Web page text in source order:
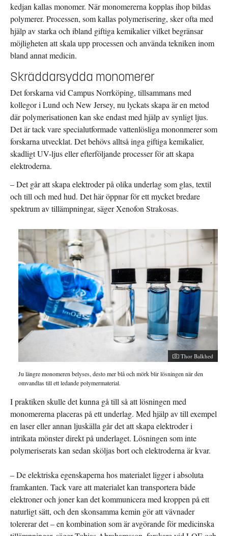
kedjan kallas monomer. När monomererna kopplas ihop bildas
polymerer. Processen, som kallas polymerisering, sker ofta med
hjälp av starka och ibland giftiga kemikalier vilket begränsar
möjligheten att skala upp processen och använda tekniken inom
bland annat medicin.
Skräddarsydda monomerer
Det forskarna vid Campus Norrköping, tillsammans med
kollegor i Lund och New Jersey, nu lyckats skapa är en metod
där polymerisationen kan ske endast med hjälp av synligt ljus.
Det är tack vare specialutformade vattenlösliga mononmerer som
forskarna utvecklat. Det behövs alltså inga giftiga kemikalier,
skadligt UV-ljus eller efterföljande processer för att skapa
elektroderna.
– Det går att skapa elektroder på olika underlag som glas, textil
och till och med hud. Det här öppnar för ett mycket bredare
spektrum av tillämpningar, säger Xenofon Strakosas.
Thor Balkhed
Ju längre monomeren belyses, desto mer blå och mörk blir lösningen när den
omvandlas till ett ledande polymermaterial.
I praktiken skulle det kunna gå till så att lösningen med
monomererna placeras på ett underlag. Med hjälp av till exempel
en laser eller annan ljuskälla går det att skapa elektroder i
intrikata mönster direkt på underlaget. Lösningen som inte
polymeriserats kan sedan sköljas bort och elektroderna är kvar.
– De elektriska egenskaperna hos materialet ligger i absoluta
framkanten. Tack vare att materialet kan transportera både
elektroner och joner kan det kommunicera med kroppen på ett
naturligt sätt, och den skonsamma kemin gör att vävnader
tolererar det – en kombination som är avgörande för medicinska